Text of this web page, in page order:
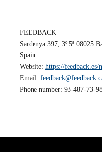
FEEDBACK
Sardenya 397, 3º 5ª 08025
Spain
Website: https://feedback.es/
Email:
Phone number: 93-487-73-98